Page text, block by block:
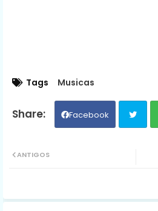
Tags Musicas
Facebook
ANTIGOS